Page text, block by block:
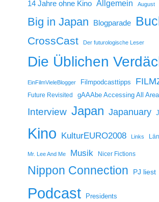
14 Jahre ohne Kino Allgemein August
Big in Japan Blogparade
CrossCast Der futurologische Leser
Die Üblichen
EinFilmVieleBlogger Filmpodcasttipps
Future Revisited
gAAAbe Accessing All
Interview Japan Japanuary
Kino KulturEURO2008 Links
Mr. Lee And Me Musik Nicer Fictions
Nippon Connection PJ liest
Podcast Presidents